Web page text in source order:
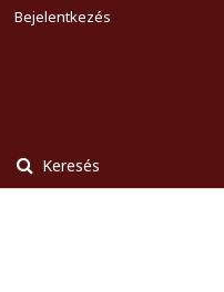
Keresés
Bejelentkezés